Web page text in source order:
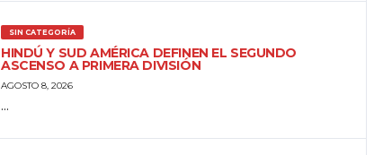
SIN CATEGORÍA
HINDÚ Y SUD AMÉRICA DEFINEN EL SEGUNDO
ASCENSO A PRIMERA DIVISIÓN
AGOSTO 8, 2026
...